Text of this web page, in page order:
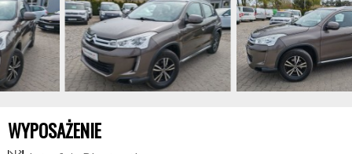
WYPOSAŻENIE